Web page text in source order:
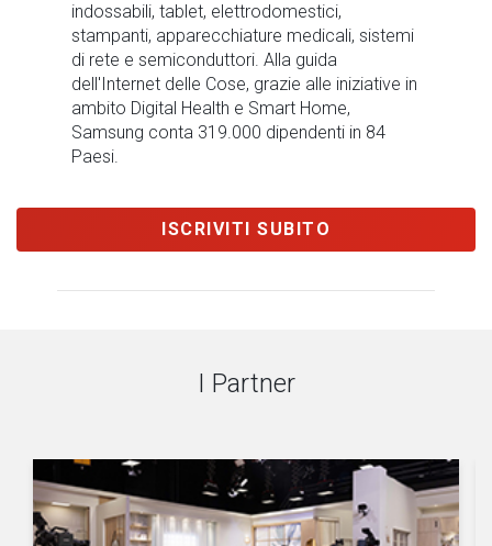
indossabili, tablet, elettrodomestici,
stampanti, apparecchiature medicali, sistemi
di rete e semiconduttori. Alla guida
dell'Internet delle Cose, grazie alle iniziative in
ambito Digital Health e Smart Home,
Samsung conta 319.000 dipendenti in 84
Paesi.
ISCRIVITI SUBITO
I Partner